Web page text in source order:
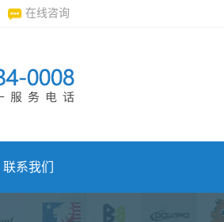
在线咨询
联系我们